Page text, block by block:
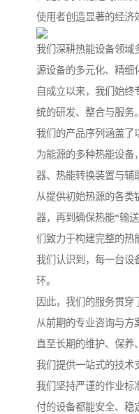
使用者创造显著的经济
我们深耕热能设备领域
源设备的多元化、精细
自成立以来，我们始终
统的研发、整合与服务。
我们的产品序列涵盖了
为能源的多种热能设备
器、热能转换装置与辅
从提供初始热源的各类
器，再到确保热能*输
们致力于构建完整的热
我们认识到，每一台设
环。
因此，我们的服务贯穿
从前期的专业咨询与方
直至长期的维护、保养
我们提供一站式的技术
我们坚持严谨的作业标
付的设备都能安全、稳